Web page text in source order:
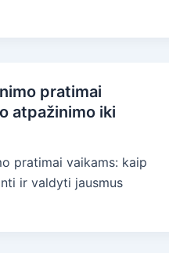
pratimai
atpažinimo iki
pratimai vaikams: kaip
ir valdyti jausmus